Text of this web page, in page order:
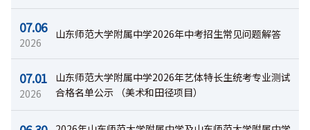
07.06
2026
山东师范大学附属中学2026年中考招生常见问题解答
07.01
2026
山东师范大学附属中学2026年艺体特长生统考专业测试
合格名单公示 （美术和田径项目）